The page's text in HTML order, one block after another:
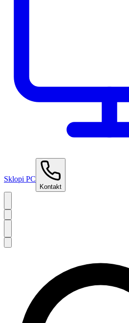
Sklopi PC
Kontakt